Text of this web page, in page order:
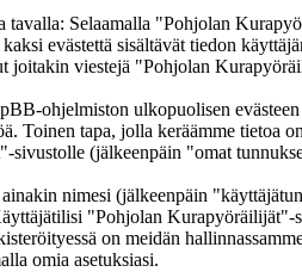
tavalla: Selaamalla "Pohjolan
evästettä sisältävät tiedon
joitakin viestejä "Pohjolan
ohjelmiston ulkopuolisen
Toinen tapa, jolla keräämme tietoa
(jälkeenpäin "omat
nimesi (jälkeenpäin
"Pohjolan Kurapyöräilijät"-
on meidän
omia asetuksiasi.